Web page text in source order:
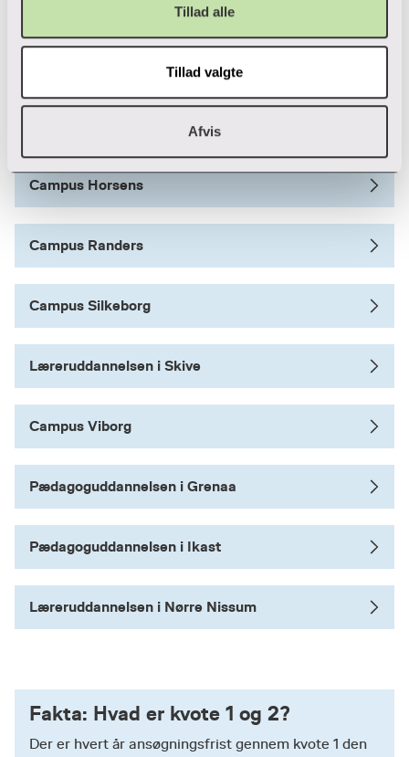
Tillad alle
Tillad valgte
Afvis
Campus Horsens
Campus Randers
Campus Silkeborg
Læreruddannelsen i Skive
Campus Viborg
Pædagoguddannelsen i Grenaa
Pædagoguddannelsen i Ikast
Læreruddannelsen i Nørre Nissum
Fakta: Hvad er kvote 1 og 2?
Der er hvert år ansøgningsfrist gennem kvote 1 den